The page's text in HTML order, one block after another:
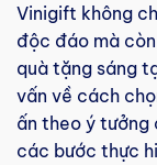
Vinigift không
độc đáo mà
quà tặng sáng
vấn về cách
ấn theo ý tưởng
các bước thực